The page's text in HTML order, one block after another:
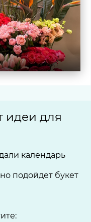
идеи для
календарь
подойдет букет